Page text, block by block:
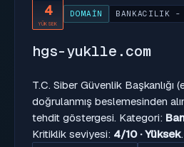
4
YÜKSEK
DOMAIN BANKACILIK -
hgs-yuklle.com
T.C. Siber Güvenlik Başkanlığı
doğrulanmış beslemesinden
tehdit göstergesi. Kategori:
Kritiklik seviyesi: 4/10 · Yüksek.